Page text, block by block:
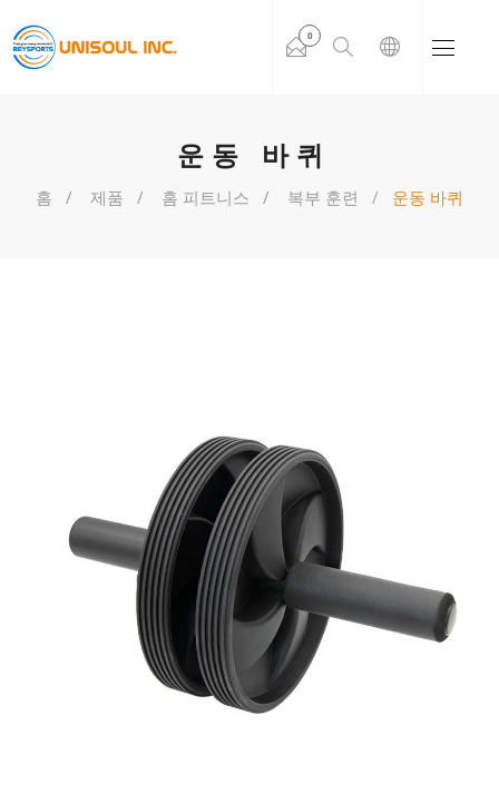
0
운동 바퀴
홈 제품 홈 피트니스 복부 훈련 운동 바퀴